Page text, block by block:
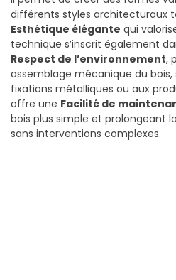
différents styles architecturaux
Esthétique élégante qui
technique s’inscrit également
Respect de l’environnement,
assemblage mécanique du
fixations métalliques ou aux
offre une Facilité de
bois plus simple et prolongeant
sans interventions complexes.